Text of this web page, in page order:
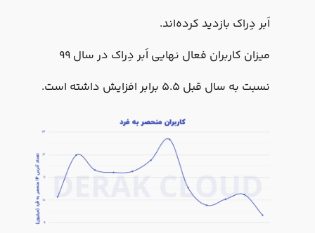
اَبر دِراک بازدید کرده‌اند.
میزان کاربران فعال نهایی اَبر دِراک در سال ۹۹
نسبت به سال قبل ۵.۵ برابر افزایش داشته است.